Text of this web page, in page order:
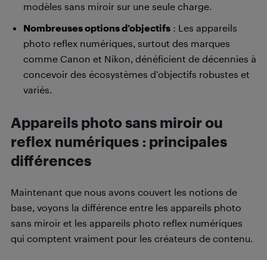
modèles sans miroir sur une seule charge.
Nombreuses options d’objectifs : Les appareils
photo reflex numériques, surtout des marques
comme Canon et Nikon, dénéficient de décennies à
concevoir des écosystèmes d’objectifs robustes et
variés.
Appareils photo sans miroir ou
reflex numériques : principales
différences
Maintenant que nous avons couvert les notions de
base, voyons la différence entre les appareils photo
sans miroir et les appareils photo reflex numériques
qui comptent vraiment pour les créateurs de contenu.